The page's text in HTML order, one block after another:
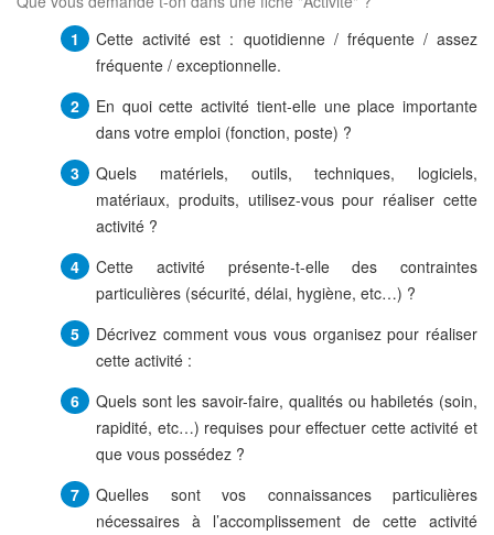
Cette activité est : quotidienne / fréquente / assez
fréquente / exceptionnelle.
En quoi cette activité tient-elle une place importante
dans votre emploi (fonction, poste) ?
Quels matériels, outils, techniques, logiciels,
matériaux, produits, utilisez-vous pour réaliser cette
activité ?
Cette activité présente-t-elle des contraintes
particulières (sécurité, délai, hygiène, etc…) ?
Décrivez comment vous vous organisez pour réaliser
cette activité :
Quels sont les savoir-faire, qualités ou habiletés (soin,
rapidité, etc…) requises pour effectuer cette activité et
que vous possédez ?
Quelles sont vos connaissances particulières
nécessaires à l’accomplissement de cette activité